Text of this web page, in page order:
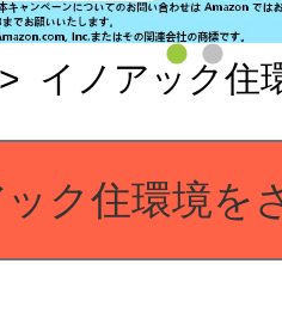
> イノアック住
ク住環境を